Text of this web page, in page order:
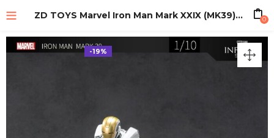
ZD TOYS Marvel Iron Man Mark XXIX (MK39) Scale 1/10 0
-19%